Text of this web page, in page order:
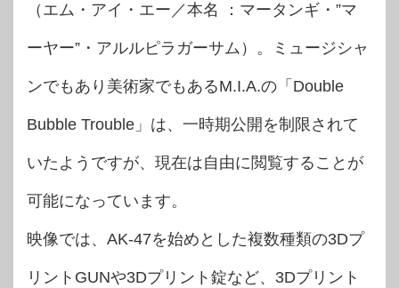
（エム・アイ・エー／本名 ：マータンギ・”マ
ーヤー”・アルルピラガーサム）。ミュージシャ
ンでもあり美術家でもあるM.I.A.の「Double
Bubble Trouble」は、一時期公開を制限されて
いたようですが、現在は自由に閲覧することが
可能になっています。
映像では、AK-47を始めとした複数種類の3Dプ
リントGUNや3Dプリント錠など、3Dプリント